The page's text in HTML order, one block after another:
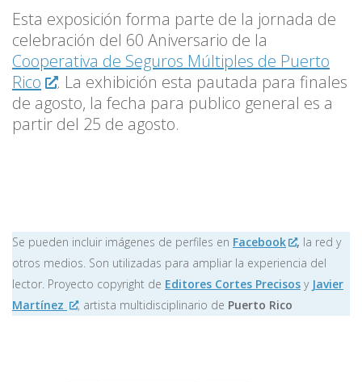
Esta exposición forma parte de la jornada de
celebración del 60 Aniversario de la
Cooperativa de Seguros Múltiples de Puerto
Rico
. La exhibición esta pautada para finales
de agosto, la fecha para publico general es a
partir del 25 de agosto.
Se pueden incluir imágenes de perfiles en Facebook , la red y
otros medios. Son utilizadas para ampliar la experiencia del
lector. Proyecto copyright de Editores Cortes Precisos y Javier
Martínez
, artista multidisciplinario de Puerto Rico